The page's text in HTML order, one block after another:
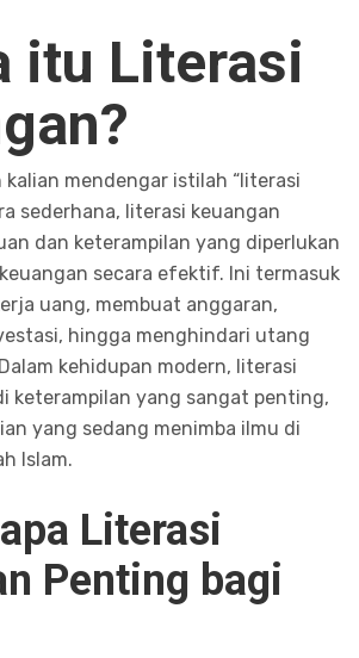
itu Literasi
mendengar istilah “literasi
sederhana, literasi keuangan
dan keterampilan yang diperlukan
secara efektif. Ini termasuk
uang, membuat anggaran,
hingga menghindari utang
kehidupan modern, literasi
keterampilan yang sangat penting,
yang sedang menimba ilmu di
Islam.
Literasi
Penting bagi